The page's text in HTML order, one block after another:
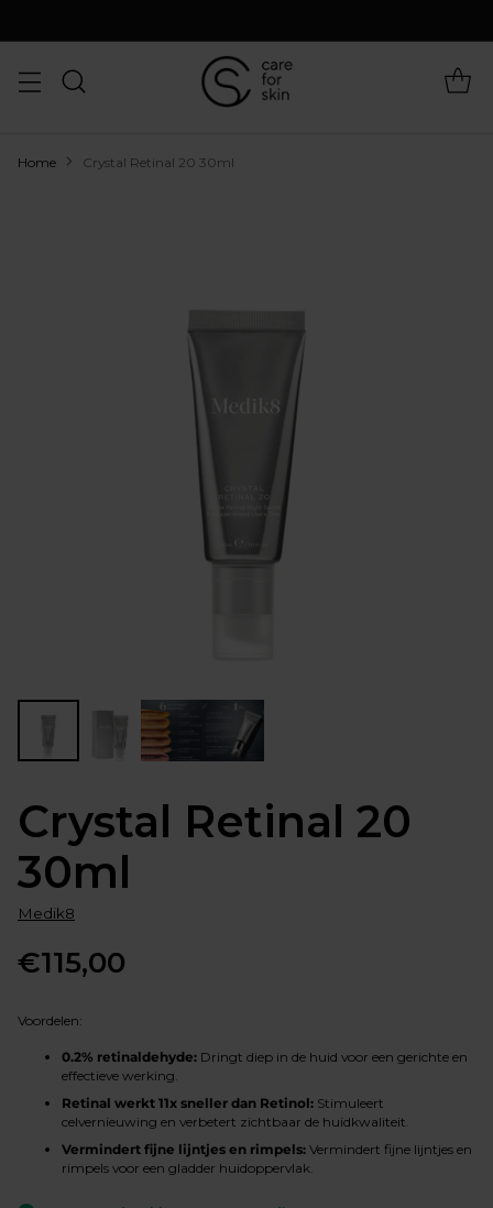
Home Crystal Retinal 20 30ml
Crystal Retinal 20
30ml
Medik8
Normale
prijs
€115,00
Voordelen:
0.2% retinaldehyde: Dringt diep in de huid voor een gerichte en
effectieve werking.
Retinal werkt 11x sneller dan Retinol: Stimuleert
celvernieuwing en verbetert zichtbaar de huidkwaliteit.
Vermindert fijne lijntjes en rimpels: Vermindert fijne lijntjes en
rimpels voor een gladder huidoppervlak.